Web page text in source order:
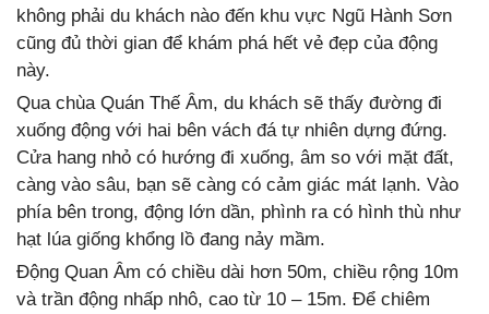
không phải du khách nào đến khu vực Ngũ Hành Sơn
cũng đủ thời gian để khám phá hết vẻ đẹp của động
này.
Qua chùa Quán Thế Âm, du khách sẽ thấy đường đi
xuống động với hai bên vách đá tự nhiên dựng đứng.
Cửa hang nhỏ có hướng đi xuống, âm so với mặt đất,
càng vào sâu, bạn sẽ càng có cảm giác mát lạnh. Vào
phía bên trong, động lớn dần, phình ra có hình thù như
hạt lúa giống khổng lồ đang nảy mầm.
Động Quan Âm có chiều dài hơn 50m, chiều rộng 10m
và trần động nhấp nhô, cao từ 10 – 15m. Để chiêm